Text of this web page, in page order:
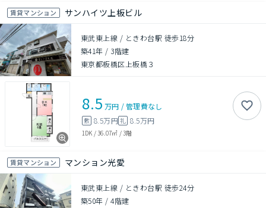
賃貸マンション サンハイツ上板ビル
東武東上線 / ときわ台駅 徒歩18分
築41年 / 3階建
東京都板橋区上板橋３
8.5 万円 /管理費なし
敷 8.5万円礼 8.5万円
1DK /36.07㎡ /3階
賃貸マンション マンション光愛
東武東上線 / ときわ台駅 徒歩24分
築50年 /4階建